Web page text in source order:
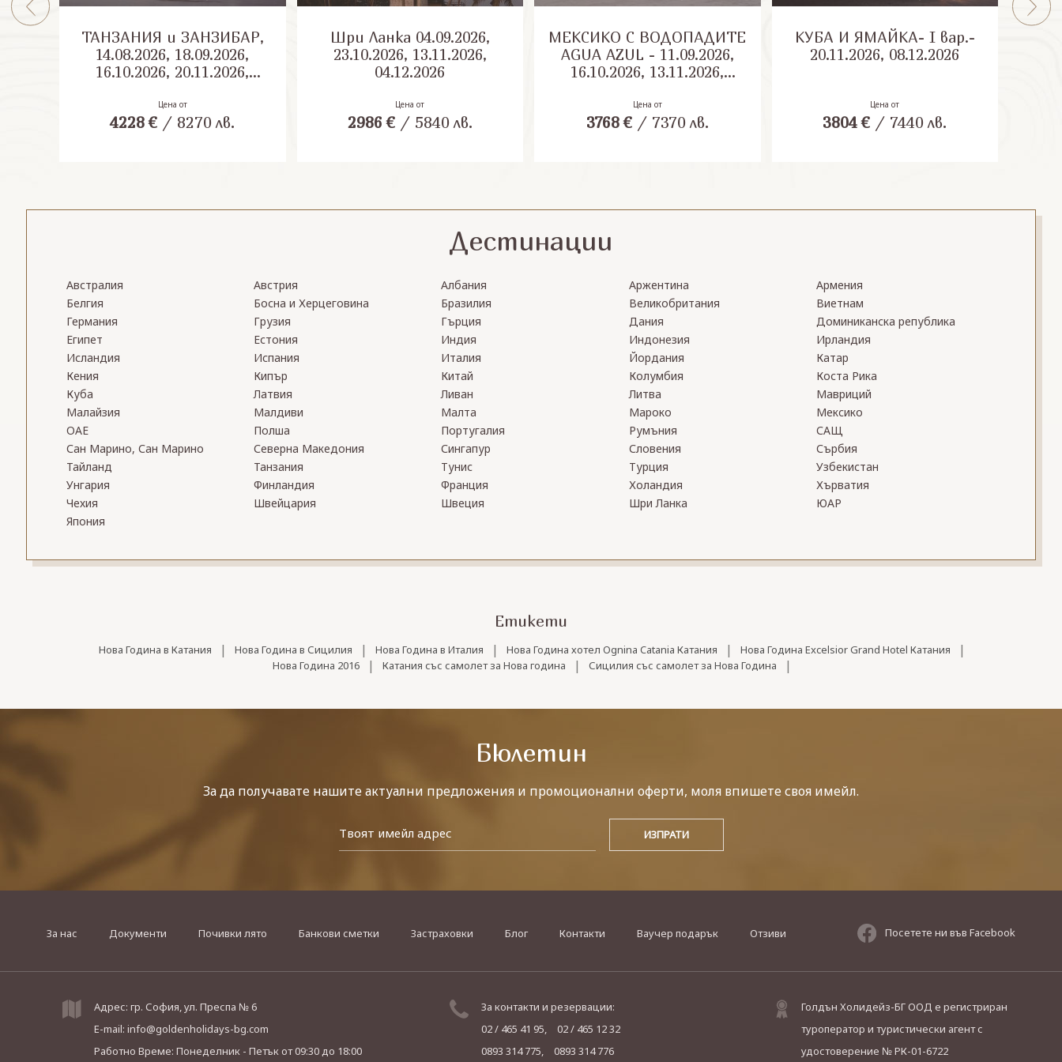
ТАНЗАНИЯ и ЗАНЗИБАР,
14.08.2026, 18.09.2026,
16.10.2026, 20.11.2026,
Цена от
4228 € / 8270 лв.
Шри Ланка 04.09.2026,
23.10.2026, 13.11.2026,
04.12.2026
Цена от
2986 €/ 5840 лв.
МЕКСИКО С ВОДОПАДИТЕ
AGUA AZUL - 11.09.2026,
16.10.2026, 13.11.2026,
30.04.2027, 10.09.2027,
08.10.2027, 12.11.2027
Цена от
3768 €/ 7370 лв.
КУБА И ЯМАЙКА- I вар.-
20.11.2026, 08.12.2026
Цена от
3804 € / 7440 лв.
Дестинации
Австралия Австрия Албания Аржентина
Армения
Белгия
Босна и Херцеговина Бразилия Великобритания
Виетнам
Германия
Грузия Гърция Дания
Доминиканска република
Египет
Естония Индия Индонезия
Ирландия
Исландия
Испания Италия Йордания
Катар
Кения
Кипър Китай Колумбия
Коста Рика
Куба
Латвия Ливан Литва
Мавриций
Малайзия
Малдиви Малта Мароко
Мексико
ОАЕ
Полша Португалия Румъния
САЩ
Сан Марино, Сан Марино
Северна Македония Сингапур Словения
Сърбия
Тайланд
Танзания Тунис Турция
Узбекистан
Унгария
Финландия Франция Холандия
Хърватия
Чехия
Швейцария Швеция Шри Ланка
ЮАР
Япония
Етикети
Нова Година в Катания | Нова Година в Сицилия | Нова Година в Италия | Нова Година хотел Ognina Catania Катания | Нова Година Excelsior Grand Hotel Катания |
Нова Година 2016 | Катания със самолет за Нова година | Сицилия със самолет за Нова Година |
Бюлетин
За да получавате нашите актуални предложения и промоционални оферти, моля впишете своя имейл.
За нас Документи Почивки лято Банкови сметки Застраховки Блог Контакти Ваучер подарък Отзиви Посетете ни във Facebook
Адрес: гр. София, ул. Преспа № 6
E-mail: info@goldenholidays-bg.com
Работно Време: Понеделник - Петъкот 09:30 до 18:00
За контакти и резервации:
02 / 465 41 95,
02 / 465 12 32
0893 314 775,
0893 314 776
Голдън Холидейз-БГ ООД е регистриран
туроператор и туристически агент с
удостоверение № РК-01-6722